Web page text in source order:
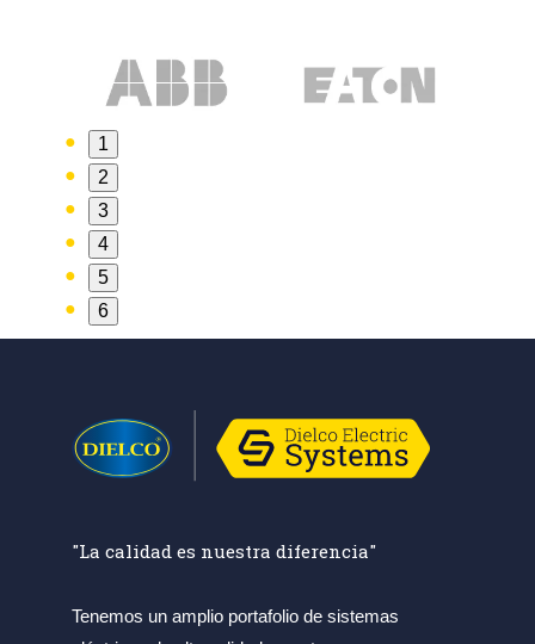
1
2
3
4
5
6
"La calidad es nuestra diferencia"
Tenemos un amplio portafolio de sistemas